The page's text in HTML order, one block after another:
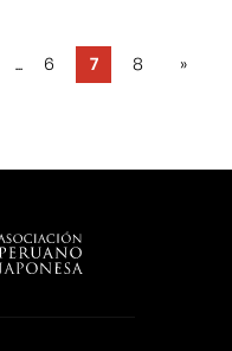
... 6 7 8 »